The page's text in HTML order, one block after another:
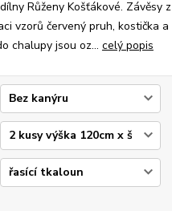
Růženy Košťákové. Závěsy z
vzorů červený pruh, kostička a
chalupy jsou oz... celý popis